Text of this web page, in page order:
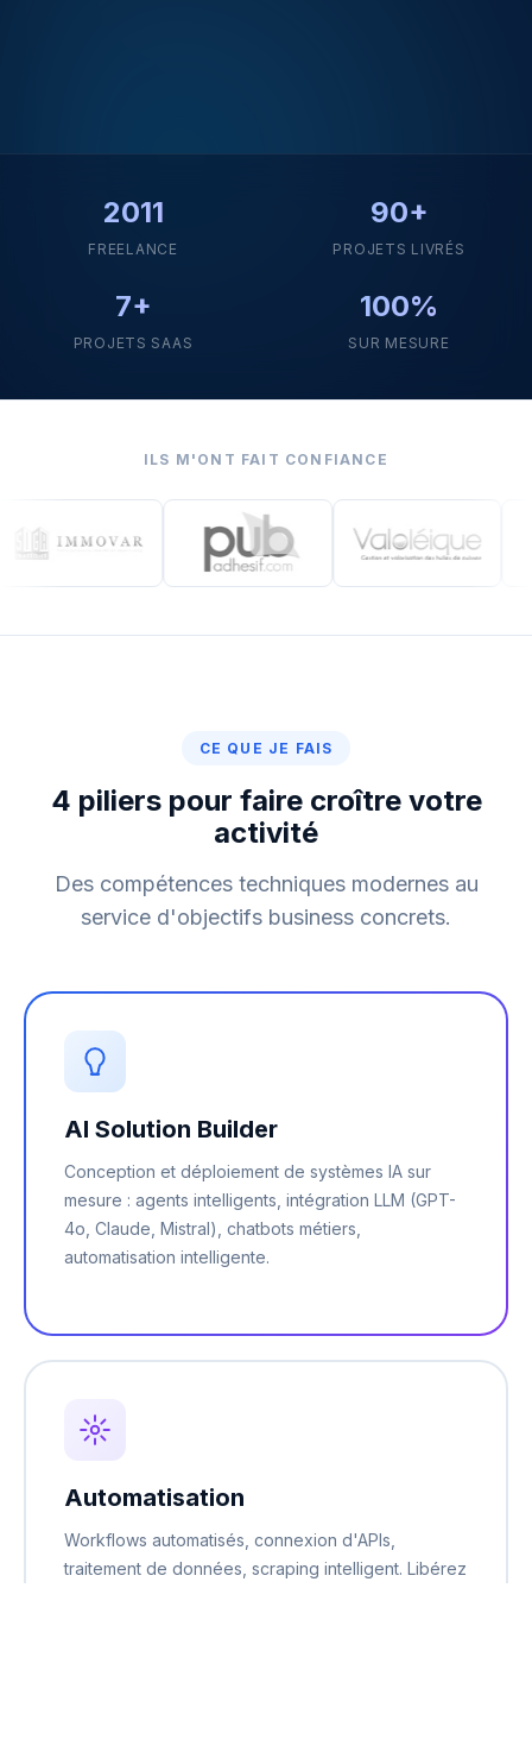
2011
FREELANCE
90+
PROJETS LIVRÉS
7+
PROJETS SAAS
100%
SUR MESURE
ILS M'ONT FAIT CONFIANCE
CE QUE JE FAIS
4 piliers pour faire croître votre
activité
Des compétences techniques modernes au
service d'objectifs business concrets.
AI Solution Builder
Conception et déploiement de systèmes IA sur
mesure : agents intelligents, intégration LLM (GPT-
4o, Claude, Mistral), chatbots métiers,
automatisation intelligente.
Automatisation
Workflows automatisés, connexion d'APIs,
traitement de données, scraping intelligent. Libérez